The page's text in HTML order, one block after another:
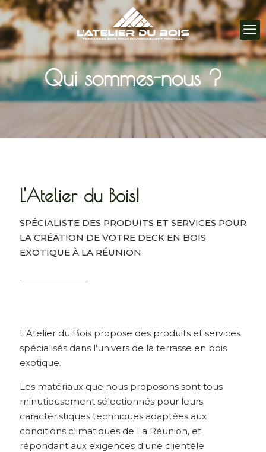
Qui sommes-nous ?
L'Atelier du Bois!
SPÉCIALISTE DES PRODUITS ET SERVICES POUR
LA CRÉATION DE VOTRE DECK EN BOIS
EXOTIQUE À LA RÉUNION
L'Atelier du Bois propose des produits et services
spécialisés dans l'univers de la terrasse en bois
exotique.
Les matériaux que nous proposons sont tous
minutieusement sélectionnés pour leurs
caractéristiques techniques adaptées aux
conditions climatiques de La Réunion, et
répondant aux exigences d'une clientèle